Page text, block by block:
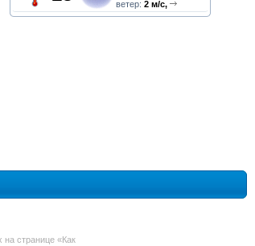
ветер: 2 м/с,
на странице «Как